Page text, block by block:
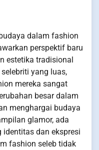
dalam fashion
perspektif baru
estetika tradisional
yang luas,
mereka sangat
besar dalam
menghargai budaya
glamor, ada
dan ekspresi
fashion seleb tidak